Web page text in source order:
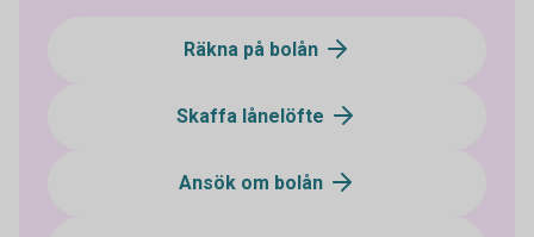
Räkna på bolån
Skaffa lånelöfte
Ansök om bolån